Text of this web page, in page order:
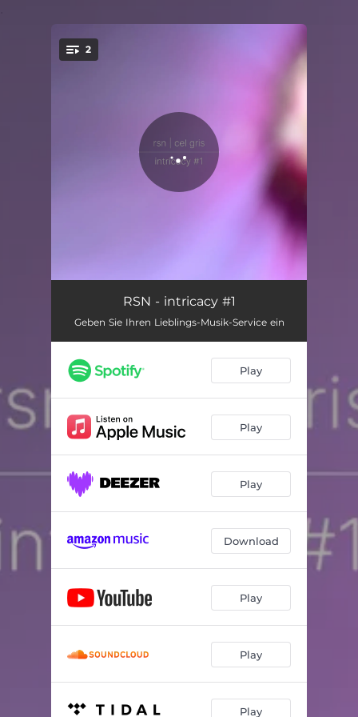
2
intricacy #1.1
intricacy #1.2 17:02
RSN - intricacy #1
Geben Sie Ihren Lieblings-Musik-Service ein
Play
Play
Play
Download
Play
Play
Play